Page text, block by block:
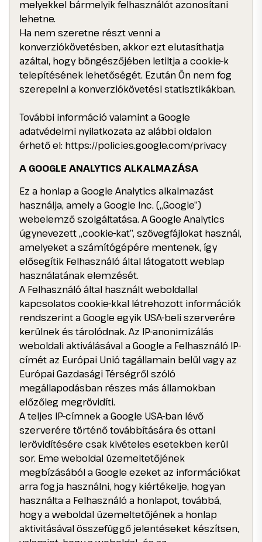
melyekkel bármelyik felhasználót azonosítani
lehetne.
Ha nem szeretne részt venni a
konverziókövetésben, akkor ezt elutasíthatja
azáltal, hogy böngészőjében letiltja a cookie-k
telepítésének lehetőségét. Ezután Ön nem fog
szerepelni a konverziókövetési statisztikákban.
További információ valamint a Google
adatvédelmi nyilatkozata az alábbi oldalon
érhető el: https://policies.google.com/privacy
A GOOGLE ANALYTICS ALKALMAZÁSA
Ez a honlap a Google Analytics alkalmazást
használja, amely a Google Inc. („Google”)
webelemző szolgáltatása. A Google Analytics
úgynevezett „cookie-kat”, szövegfájlokat használ,
amelyeket a számítógépére mentenek, így
elősegítik Felhasználó által látogatott weblap
használatának elemzését.
A Felhasználó által használt weboldallal
kapcsolatos cookie-kkal létrehozott információk
rendszerint a Google egyik USA-beli szerverére
kerülnek és tárolódnak. Az IP-anonimizálás
weboldali aktiválásával a Google a Felhasználó IP-
címét az Európai Unió tagállamain belül vagy az
Európai Gazdasági Térségről szóló
megállapodásban részes más államokban
előzőleg megrövidíti.
A teljes IP-címnek a Google USA-ban lévő
szerverére történő továbbítására és ottani
lerövidítésére csak kivételes esetekben kerül
sor. Eme weboldal üzemeltetőjének
megbízásából a Google ezeket az információkat
arra fogja használni, hogy kiértékelje, hogyan
használta a Felhasználó a honlapot, továbbá,
hogy a weboldal üzemeltetőjének a honlap
aktivitásával összefüggő jelentéseket készítsen,